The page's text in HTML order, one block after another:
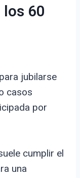
60
jubilarse
casos
por
cumplir el
una